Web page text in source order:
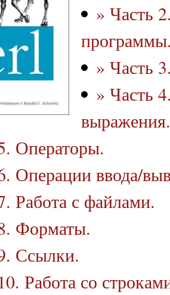
» Часть
» Часть
» Часть
выражения.
Операторы.
Операции ввода/
Работа с файлами.
Форматы.
Ссылки.
Работа со